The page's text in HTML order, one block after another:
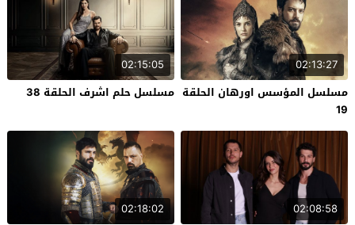
02:13:27
مسلسل المؤسس اورهان الحلقة
19
02:15:05
مسلسل حلم اشرف الحلقة 38
02:08:58
02:18:02